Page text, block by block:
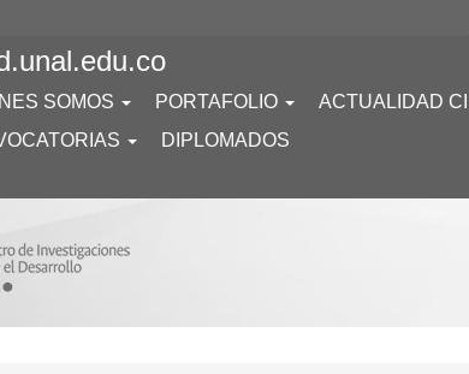
SOMOS PORTAFOLIO ACTUALIDAD
DIPLOMADOS